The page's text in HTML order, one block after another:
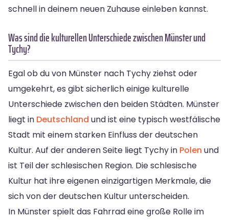
schnell in deinem neuen Zuhause einleben kannst.
Was sind die kulturellen Unterschiede zwischen Münster und
Tychy?
Egal ob du von Münster nach Tychy ziehst oder
umgekehrt, es gibt sicherlich einige kulturelle
Unterschiede zwischen den beiden Städten. Münster
liegt in Deutschland und ist eine typisch westfälische
Stadt mit einem starken Einfluss der deutschen
Kultur. Auf der anderen Seite liegt Tychy in Polen und
ist Teil der schlesischen Region. Die schlesische
Kultur hat ihre eigenen einzigartigen Merkmale, die
sich von der deutschen Kultur unterscheiden.
In Münster spielt das Fahrrad eine große Rolle im